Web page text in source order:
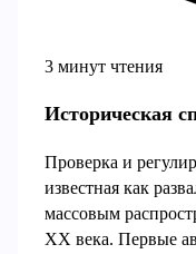
3 минут чтения
Историческая
Проверка и
известная как
массовым
XX века. Первые